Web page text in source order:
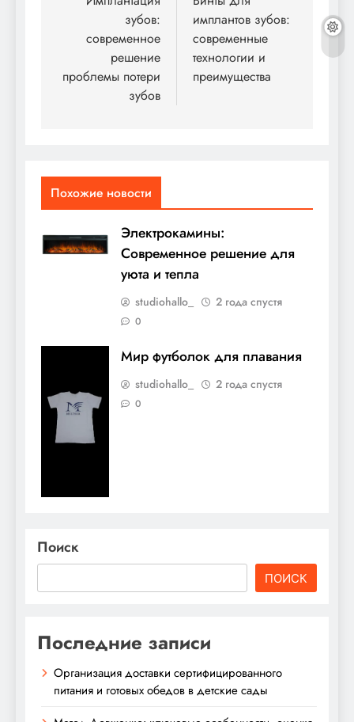
записямзубов:
современное
решение
проблемы потери
зубов
имплантов зубов:
современные
технологии и
преимущества
Похожие новости
Электрокамины:
Современное решение для
уюта и тепла
studiohallo_ 2 года спустя
0
Мир футболок для плавания
studiohallo_ 2 года спустя
0
Поиск
ПОИСК
Последние записи
Организация доставки сертифицированного
питания и готовых обедов в детские сады